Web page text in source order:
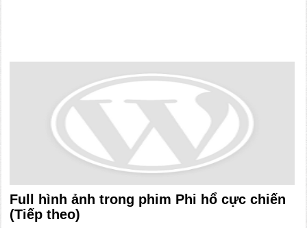
Full hình ảnh trong phim Phi hổ cực chiến
(Tiếp theo)